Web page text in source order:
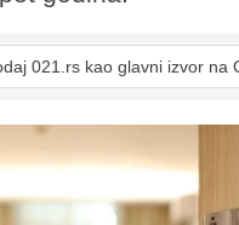
021.rs kao glavni izvor na